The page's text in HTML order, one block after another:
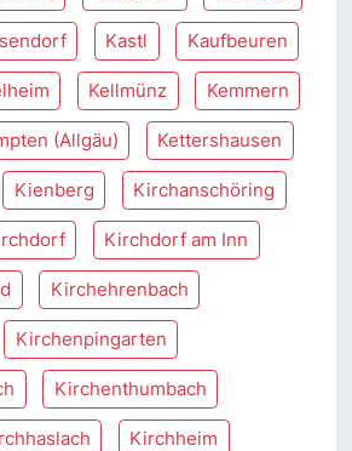
Kastl Kaufbeuren
Kellmünz Kemmern
(Allgäu) Kettershausen
Kienberg Kirchanschöring
Kirchdorf am Inn
Kirchehrenbach
Kirchenpingarten
Kirchenthumbach
Kirchheim